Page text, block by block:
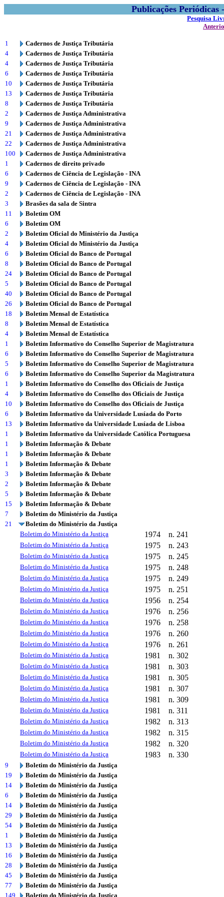
Publicações
Pesquisa
1
Cadernos de Justiça Tributária
4
Cadernos de Justiça Tributária
4
Cadernos de Justiça Tributária
6
Cadernos de Justiça Tributária
10
Cadernos de Justiça Tributária
13
Cadernos de Justiça Tributária
8
Cadernos de Justiça Tributária
2
Cadernos de Justiça Administrativa
9
Cadernos de Justiça Administrativa
21
Cadernos de Justiça Administrativa
22
Cadernos de Justiça Administrativa
100
Cadernos de Justiça Administrativa
1
Cadernos de direito privado
6
Cadernos de Ciência de Legislação - INA
9
Cadernos de Ciência de Legislação - INA
2
Cadernos de Ciência de Legislação - INA
3
Brasões da sala de Sintra
11
Boletim OM
6
Boletim OM
2
Boletim Oficial do Ministério da Justiça
4
Boletim Oficial do Ministério da Justiça
6
Boletim Oficial do Banco de Portugal
8
Boletim Oficial do Banco de Portugal
24
Boletim Oficial do Banco de Portugal
5
Boletim Oficial do Banco de Portugal
40
Boletim Oficial do Banco de Portugal
26
Boletim Oficial do Banco de Portugal
18
Boletim Mensal de Estatística
8
Boletim Mensal de Estatística
4
Boletim Mensal de Estatística
1
Boletim Informativo do Conselho Superior de Magistratura
6
Boletim Informativo do Conselho Superior de Magistratura
5
Boletim Informativo do Conselho Superior de Magistratura
6
Boletim Informativo do Conselho Superior da Magistratura
1
Boletim Informativo do Conselho dos Oficiais de Justiça
4
Boletim Informativo do Conselho dos Oficiais de Justiça
10
Boletim Informativo do Conselho dos Oficiais de Justiça
6
Boletim Informativo da Universidade Lusíada do Porto
13
Boletim Informativo da Universidade Lusíada de Lisboa
1
Boletim Informativo da Universidade Católica Portuguesa
1
Boletim Informação & Debate
1
Boletim Informação & Debate
1
Boletim Informação & Debate
3
Boletim Informação & Debate
2
Boletim Informação & Debate
5
Boletim Informação & Debate
15
Boletim Informação & Debate
7
Boletim do Ministério da Justiça
21
Boletim do Ministério da Justiça
Boletim do Ministério da Justiça
1974 n. 241
Boletim do Ministério da Justiça 1975 n. 243
Boletim do Ministério da Justiça 1975 n. 245
Boletim do Ministério da Justiça 1975 n. 248
Boletim do Ministério da Justiça 1975 n. 249
Boletim do Ministério da Justiça 1975 n. 251
Boletim do Ministério da Justiça 1956 n. 254
Boletim do Ministério da Justiça 1976 n. 256
Boletim do Ministério da Justiça 1976 n. 258
Boletim do Ministério da Justiça 1976 n. 260
Boletim do Ministério da Justiça 1976 n. 261
Boletim do Ministério da Justiça 1981 n. 302
Boletim do Ministério da Justiça 1981 n. 303
Boletim do Ministério da Justiça 1981 n. 305
Boletim do Ministério da Justiça 1981 n. 307
Boletim do Ministério da Justiça 1981 n. 309
Boletim do Ministério da Justiça 1981 n. 311
Boletim do Ministério da Justiça 1982 n. 313
Boletim do Ministério da Justiça 1982 n. 315
Boletim do Ministério da Justiça 1982 n. 320
Boletim do Ministério da Justiça 1983 n. 330
9
Boletim do Ministério da Justiça
19
Boletim do Ministério da Justiça
14
Boletim do Ministério da Justiça
6
Boletim do Ministério da Justiça
14
Boletim do Ministério da Justiça
29
Boletim do Ministério da Justiça
54
Boletim do Ministério da Justiça
1
Boletim do Ministério da Justiça
13
Boletim do Ministério da Justiça
16
Boletim do Ministério da Justiça
28
Boletim do Ministério da Justiça
45
Boletim do Ministério da Justiça
77
Boletim do Ministério da Justiça
149
Boletim do Ministério da Justiça